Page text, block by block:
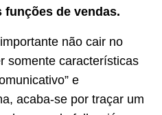
funções de vendas.
não cair no
somente características
e
acaba-se por traçar um